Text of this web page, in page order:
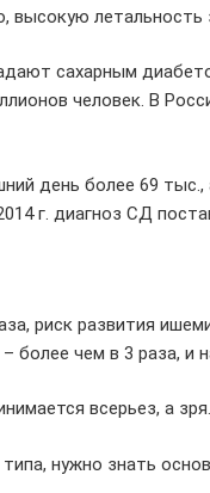
летальность
сахарным
человек. В
день более 69
г. диагноз СД
риск развития
более чем в 3 раза,
всерьез, а
нужно знать